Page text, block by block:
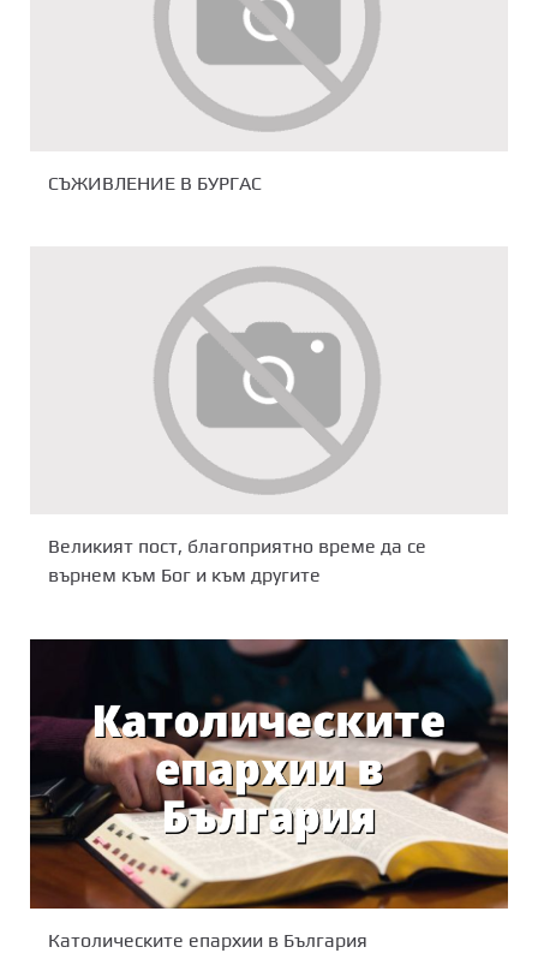
СЪЖИВЛЕНИЕ В БУРГАС
Великият пост, благоприятно време да се
върнем към Бог и към другите
Католическите епархии в България